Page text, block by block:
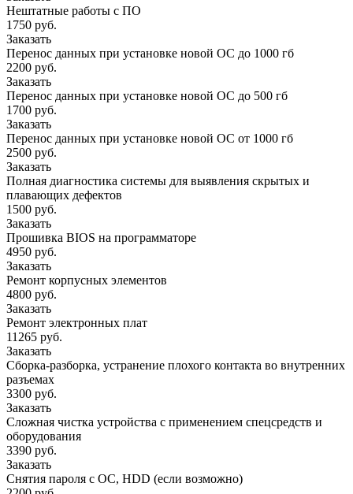
Нештатные работы с ПО
1750 руб.
Заказать
Перенос данных при установке новой ОС до 1000 гб
2200 руб.
Заказать
Перенос данных при установке новой ОС до 500 гб
1700 руб.
Заказать
Перенос данных при установке новой ОС от 1000 гб
2500 руб.
Заказать
Полная диагностика системы для выявления скрытых и
плавающих дефектов
1500 руб.
Заказать
Прошивка BIOS на программаторе
4950 руб.
Заказать
Ремонт корпусных элементов
4800 руб.
Заказать
Ремонт электронных плат
11265 руб.
Заказать
Сборка-разборка, устранение плохого контакта во внутренних
разъемах
3300 руб.
Заказать
Сложная чистка устройства с применением спецсредств и
оборудования
3390 руб.
Заказать
Снятия пароля с OC, HDD (если возможно)